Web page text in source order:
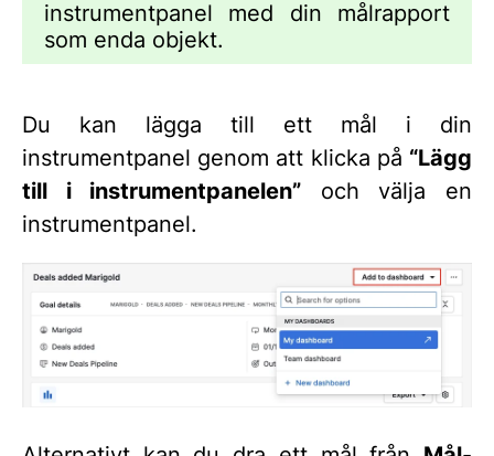
instrumentpanel med din målrapport
som enda objekt.
Du kan lägga till ett mål i din
instrumentpanel genom att klicka på “Lägg
till i instrumentpanelen” och välja en
instrumentpanel.